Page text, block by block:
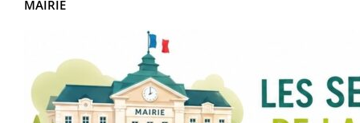
MAIRIE